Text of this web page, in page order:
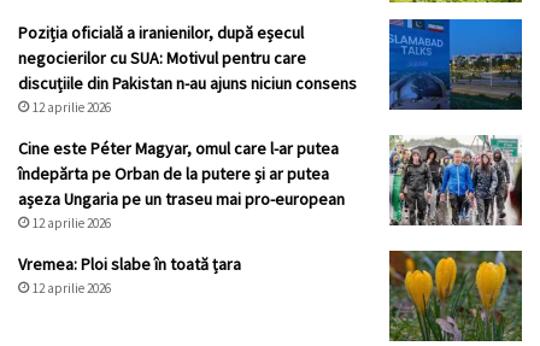
Poziția oficială a iranienilor, după eșecul
negocierilor cu SUA: Motivul pentru care
discuțiile din Pakistan n-au ajuns niciun consens
12 aprilie 2026
Cine este Péter Magyar, omul care l-ar putea
îndepărta pe Orban de la putere și ar putea
așeza Ungaria pe un traseu mai pro-european
12 aprilie 2026
Vremea: Ploi slabe în toată țara
12 aprilie 2026